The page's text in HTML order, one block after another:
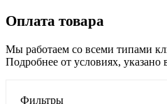
Оплата товара
Мы работаем со всеми типами
Подробнее от условиях, указано
Фильтры